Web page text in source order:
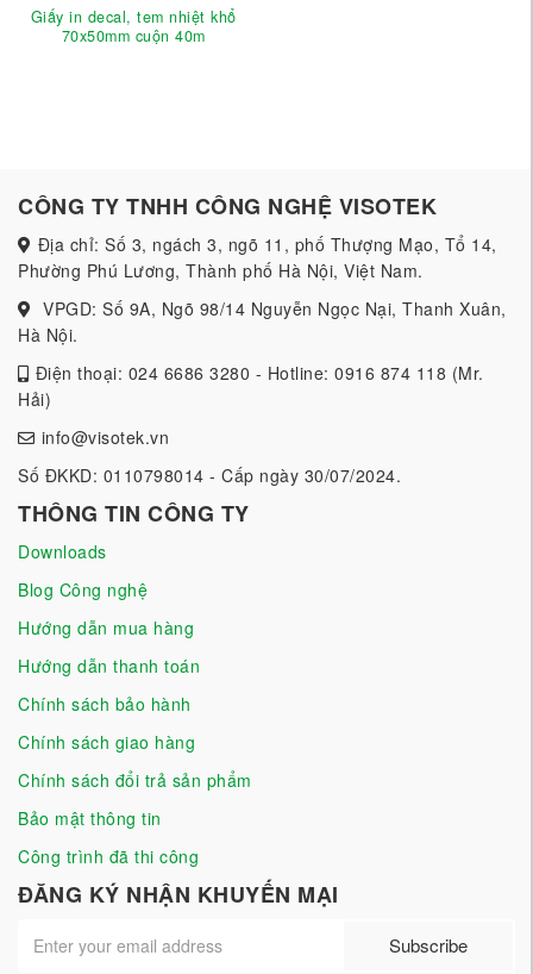
Giấy in decal, tem nhiệt khổ
70x50mm cuộn 40m
CÔNG TY TNHH CÔNG NGHỆ VISOTEK
Địa chỉ: Số 3, ngách 3, ngõ 11, phố Thượng Mạo, Tổ 14,
Phường Phú Lương, Thành phố Hà Nội, Việt Nam.
VPGD: Số 9A, Ngõ 98/14 Nguyễn Ngọc Nại, Thanh Xuân,
Hà Nội.
Điện thoại: 024 6686 3280 - Hotline: 0916 874 118 (Mr.
Hải)
info@visotek.vn
Số ĐKKD: 0110798014 - Cấp ngày 30/07/2024.
THÔNG TIN CÔNG TY
Downloads
Blog Công nghệ
Hướng dẫn mua hàng
Hướng dẫn thanh toán
Chính sách bảo hành
Chính sách giao hàng
Chính sách đổi trả sản phẩm
Bảo mật thông tin
Công trình đã thi công
ĐĂNG KÝ NHẬN KHUYẾN MẠI